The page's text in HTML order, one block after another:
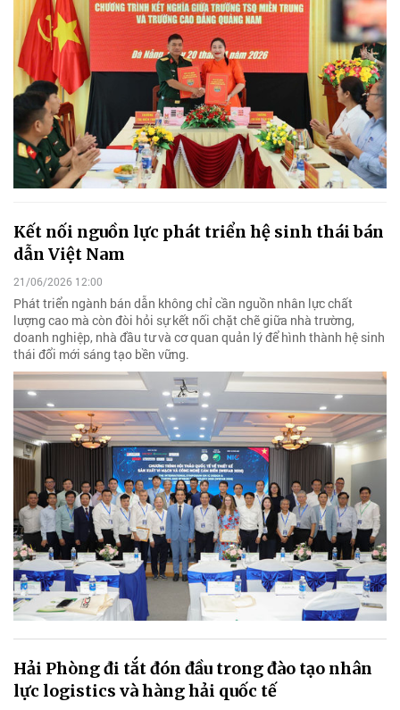
Kết nối nguồn lực phát triển hệ sinh thái bán
dẫn Việt Nam
21/06/2026 12:00
Phát triển ngành bán dẫn không chỉ cần nguồn nhân lực chất
lượng cao mà còn đòi hỏi sự kết nối chặt chẽ giữa nhà trường,
doanh nghiệp, nhà đầu tư và cơ quan quản lý để hình thành hệ sinh
thái đổi mới sáng tạo bền vững.
Hải Phòng đi tắt đón đầu trong đào tạo nhân
lực logistics và hàng hải quốc tế